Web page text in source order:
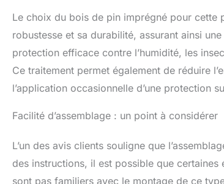
Le choix du bois de pin imprégné pour cette
robustesse et sa durabilité, assurant ainsi
protection efficace contre l’humidité, les
Ce traitement permet également de réduire
l’application occasionnelle d’une protection
Facilité d’assemblage : un point à considérer
L’un des avis clients souligne que
des instructions, il est possible que
sont pas familiers avec le montage de ce